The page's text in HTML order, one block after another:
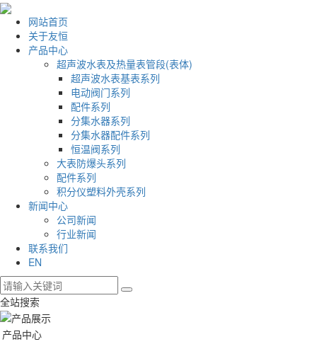
网站首页
关于友恒
产品中心
超声波水表及热量表管段(表体)
超声波水表基表系列
电动阀门系列
配件系列
分集水器系列
分集水器配件系列
恒温阀系列
大表防爆头系列
配件系列
积分仪塑料外壳系列
新闻中心
公司新闻
行业新闻
联系我们
EN
全站搜索
产品中心